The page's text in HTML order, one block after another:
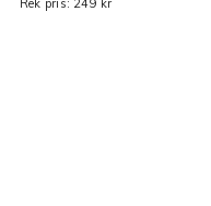
Rek pris: 249 kr